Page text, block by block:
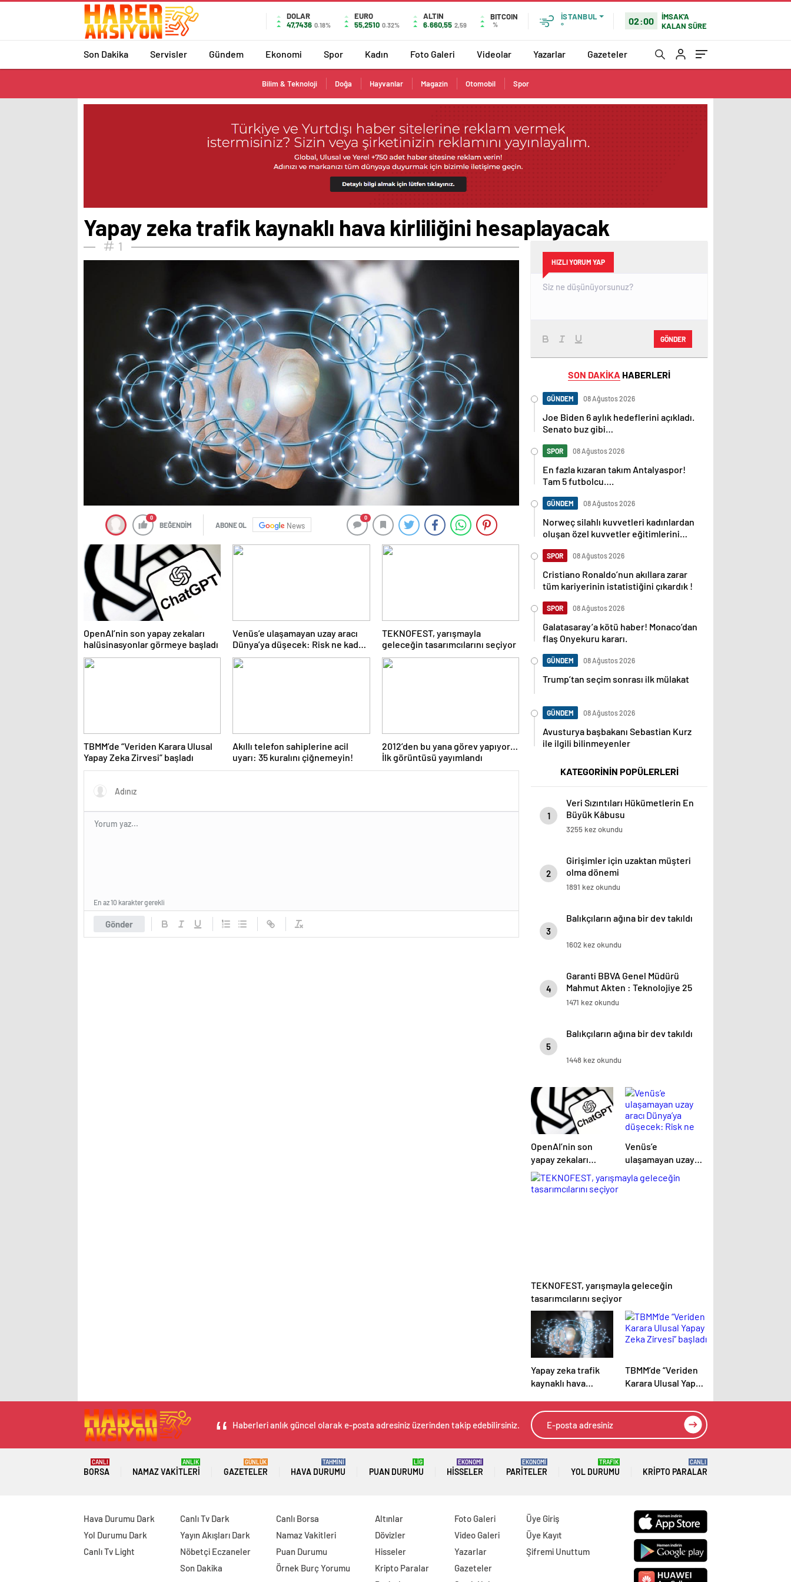
DOLAR
47,7436 0.18%
EURO
55,2510 0.32%
ALTIN
6.660,55 2,59
BITCOIN
%
İSTANBUL
°
02:00
İMSAK'A
KALAN SÜRE
Son Dakika Servisler Gündem Ekonomi Spor Kadın Foto Galeri Videolar Yazarlar Gazeteler
Bilim & Teknoloji Doğa Hayvanlar Magazin Otomobil Spor
Yapay zeka trafik kaynaklı hava kirliliğini hesaplayacak
1
0
BEĞENDİM ABONE OL News
0
OpenAI’nin son yapay zekaları
halüsinasyonlar görmeye başladı
Venüs’e ulaşamayan uzay aracı
Dünya’ya düşecek: Risk ne kadar
büyük?
TEKNOFEST, yarışmayla
geleceğin tasarımcılarını seçiyor
TBMM’de “Veriden Karara Ulusal
Yapay Zeka Zirvesi” başladı
Akıllı telefon sahiplerine acil
uyarı: 35 kuralını çiğnemeyin!
2012’den bu yana görev yapıyor…
İlk görüntüsü yayımlandı
Gönder
En az 10 karakter gerekli
HIZLI YORUM YAP
GÖNDER
SON DAKİKA HABERLERİ
GÜNDEM 08 Ağustos 2026
Joe Biden 6 aylık hedeflerini açıkladı.
Senato buz gibi…
SPOR 08 Ağustos 2026
En fazla kızaran takım Antalyaspor!
Tam 5 futbolcu….
GÜNDEM 08 Ağustos 2026
Norweç silahlı kuvvetleri kadınlardan
oluşan özel kuvvetler eğitimlerini
SPOR 08 Ağustos 2026
Cristiano Ronaldo’nun akıllara zarar
tüm kariyerinin istatistiğini çıkardık !
SPOR 08 Ağustos 2026
Galatasaray’a kötü haber! Monaco’dan
flaş Onyekuru kararı.
GÜNDEM 08 Ağustos 2026
Trump’tan seçim sonrası ilk mülakat
GÜNDEM 08 Ağustos 2026
Avusturya başbakanı Sebastian Kurz
ile ilgili bilinmeyenler
KATEGORİNİN POPÜLERLERİ
1
Veri Sızıntıları Hükümetlerin En
Büyük Kâbusu
3255 kez okundu
2
Girişimler için uzaktan müşteri
olma dönemi
1891 kez okundu
3
Balıkçıların ağına bir dev takıldı
1602 kez okundu
4
Garanti BBVA Genel Müdürü
Mahmut Akten : Teknolojiye 25
yılda 5,5 milyar dolar yatırım
1471 kez okundu
5
Balıkçıların ağına bir dev takıldı
1448 kez okundu
OpenAI’nin son
yapay zekaları
halüsinasyonlar
görmeye başladı
Venüs’e
ulaşamayan uzay
aracı Dünya’ya
düşecek: Risk ne
TEKNOFEST, yarışmayla geleceğin
tasarımcılarını seçiyor
Yapay zeka trafik
kaynaklı hava
hesaplayacak
TBMM’de “Veriden
Karara Ulusal Yapay
başladı
Haberleri anlık güncel olarak e-posta adresiniz üzerinden takip edebilirsiniz.
BORSA
CANLI
NAMAZ VAKITLERI
ANLIK
GAZETELER
GÜNLÜK
HAVA DURUMU
TAHMİNİ
PUAN DURUMU
LİG
HISSELER
EKONOMİ
PARITELER
EKONOMİ
YOL DURUMU
TRAFİK
KRIPTO PARALAR
CANLI
Hava Durumu Dark
Yol Durumu Dark
Canlı Tv Light
Canlı Tv Dark
Yayın Akışları Dark
Nöbetçi Eczaneler
Son Dakika
Canlı Borsa
Namaz Vakitleri
Puan Durumu
Örnek Burç Yorumu
Altınlar
Dövizler
Hisseler
Kripto Paralar
Foto Galeri
Video Galeri
Yazarlar
Gazeteler
Üye Giriş
Üye Kayıt
Şifremi Unuttum